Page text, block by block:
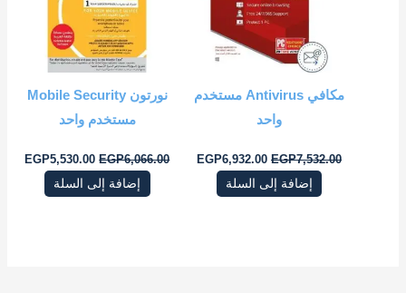
مكافي Antivirus مستخدم
واحد
EGP7,532.00
EGP6,932.00
إضافة إلى السلة
نورتون Mobile Security
مستخدم واحد
EGP6,066.00
EGP5,530.00
إضافة إلى السلة